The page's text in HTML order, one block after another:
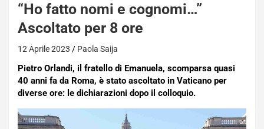
“Ho fatto nomi e cognomi…”
Ascoltato per 8 ore
12 Aprile 2023 Paola Saija
Pietro Orlandi, il fratello di Emanuela, scomparsa quasi
40 anni fa da Roma, è stato ascoltato in Vaticano per
diverse ore: le dichiarazioni dopo il colloquio.